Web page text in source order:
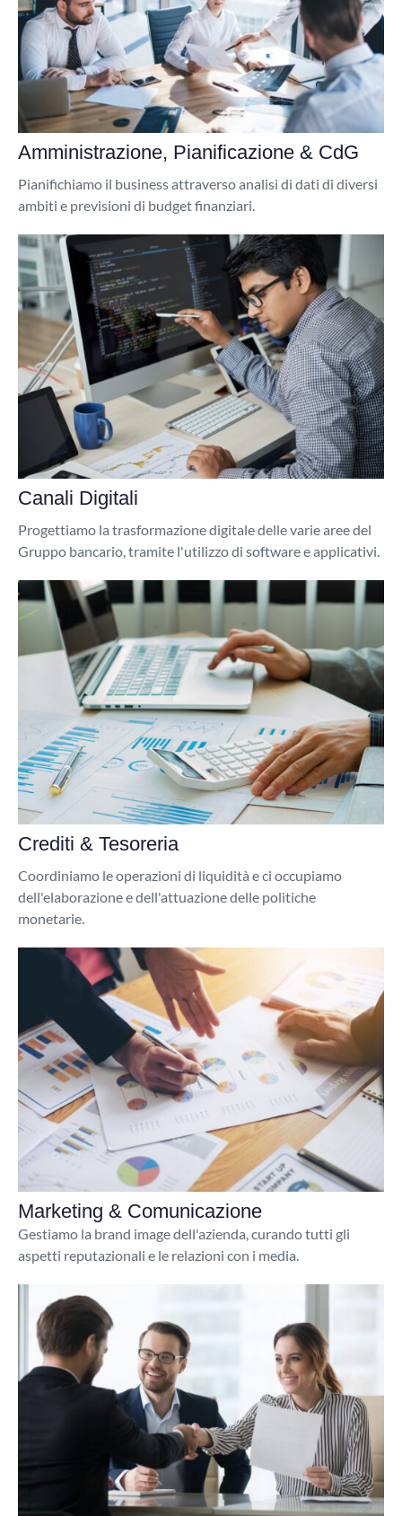
Amministrazione, Pianificazione & CdG
Pianifichiamo il business attraverso analisi di dati di diversi
ambiti e previsioni di budget finanziari.
Canali Digitali
Progettiamo la trasformazione digitale delle varie aree del
Gruppo bancario, tramite l'utilizzo di software e applicativi.
Crediti & Tesoreria
Coordiniamo le operazioni di liquidità e ci occupiamo
dell'elaborazione e dell'attuazione delle politiche
monetarie.
Marketing & Comunicazione
Gestiamo la brand image dell'azienda, curando tutti gli
aspetti reputazionali e le relazioni con i media.